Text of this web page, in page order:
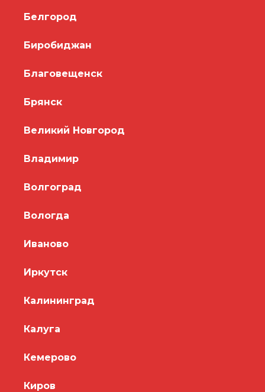
Белгород
Биробиджан
Благовещенск
Брянск
Великий Новгород
Владимир
Волгоград
Вологда
Иваново
Иркутск
Калининград
Калуга
Кемерово
Киров